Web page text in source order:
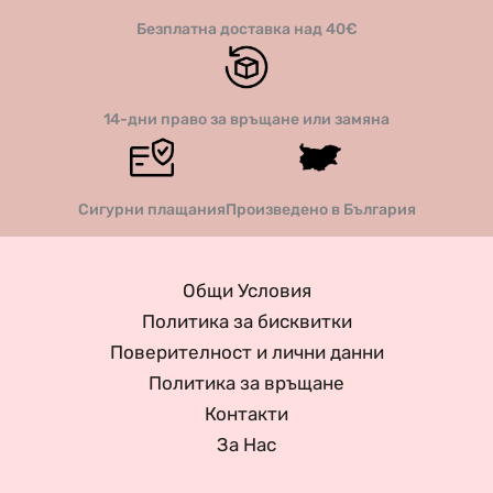
Безплатна доставка над 40€
14-дни право за връщане или замяна
Сигурни плащанияПроизведено в България
Общи Условия
Политика за бисквитки
Поверителност и лични данни
Политика за връщане
Контакти
За Нас